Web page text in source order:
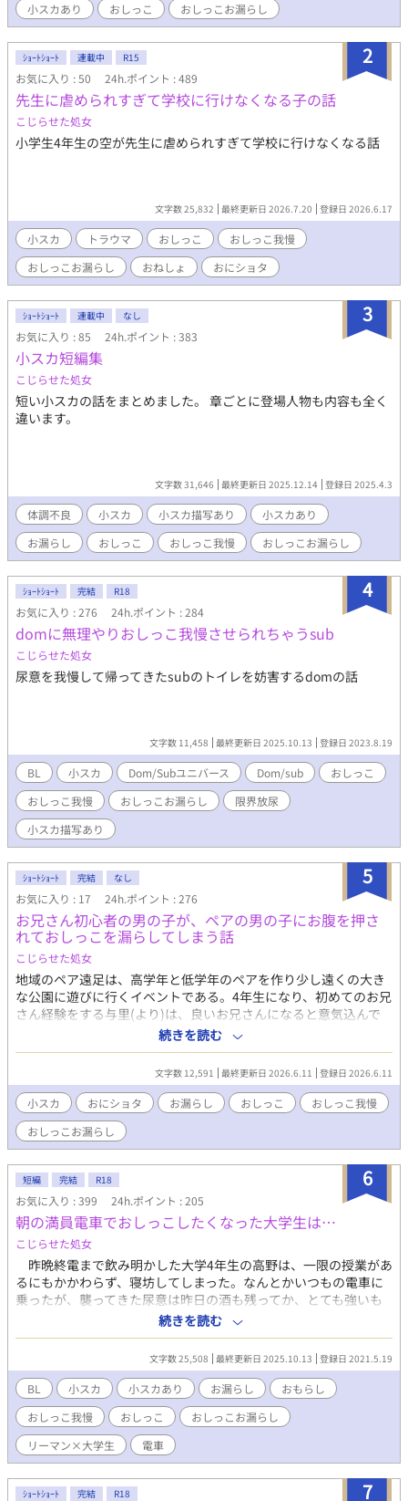
小スカあり
おしっこ おしっこお漏らし
2
ｼｮｰﾄｼｮｰﾄ 連載中 R15
お気に入り : 50 24h.ポイント : 489
先生に虐められすぎて学校に行けなくなる子の話
こじらせた処女
小学生4年生の空が先生に虐められすぎて学校に行けなくなる話
文字数 25,832 最終更新日 2026.7.20 登録日 2026.6.17
小スカ トラウマ おしっこ
おしっこ我慢
おしっこお漏らし
おねしょ おにショタ
3
ｼｮｰﾄｼｮｰﾄ 連載中 なし
お気に入り : 85 24h.ポイント : 383
小スカ短編集
こじらせた処女
短い小スカの話をまとめました。 章ごとに登場人物も内容も全く
違います。
文字数 31,646 最終更新日 2025.12.14 登録日 2025.4.3
体調不良 小スカ 小スカ描写あり
小スカあり
お漏らし
おしっこ おしっこ我慢 おしっこお漏らし
4
ｼｮｰﾄｼｮｰﾄ 完結 R18
お気に入り : 276 24h.ポイント : 284
domに無理やりおしっこ我慢させられちゃうsub
こじらせた処女
尿意を我慢して帰ってきたsubのトイレを妨害するdomの話
文字数 11,458 最終更新日 2025.10.13 登録日 2023.8.19
BL 小スカ Dom/Subユニバース Dom/sub
おしっこ
おしっこ我慢
おしっこお漏らし
限界放尿
小スカ描写あり
5
ｼｮｰﾄｼｮｰﾄ 完結 なし
お気に入り : 17 24h.ポイント : 276
お兄さん初心者の男の子が、ペアの男の子にお腹を押さ
れておしっこを漏らしてしまう話
こじらせた処女
地域のペア遠足は、高学年と低学年のペアを作り少し遠くの大き
な公園に遊びに行くイベントである。4年生になり、初めてのお兄
さん経験をする与里(より)は、良いお兄さんになると意気込んで
いた。しかし、ペアの1年生は落ち着きがなく着いていくのに精一
杯。一緒に行ったトイレでも、先に済ませた一年生が外に出て行
ってしまったためおしっこが出来ず、ギリギリまで我慢してしま
い…？
続きを読む
文字数 12,591 最終更新日 2026.6.11 登録日 2026.6.11
小スカ おにショタ お漏らし おしっこ
おしっこ我慢
おしっこお漏らし
6
短編 完結 R18
お気に入り : 399 24h.ポイント : 205
朝の満員電車でおしっこしたくなった大学生は…
こじらせた処女
昨晩終電まで飲み明かした大学4年生の高野は、一限の授業があ
るにもかかわらず、寝坊してしまった。なんとかいつもの電車に
乗ったが、襲ってきた尿意は昨日の酒も残ってか、とても強いも
のだった。しかし満員電車。ケータイを出すことも困難なくらい
ぎゅうぎゅう詰め。手で前を押さえることも叶わない。そんな
時、彼の股間に一本の膝が差し込まれるとともに、その衝撃で少
しチビってしまう。 「おしっこでそうなの？」 と、耳に囁かれ、
慌ててその膝の持ち主の方を見ると、彼より10cmほど身長の高い
サラリーマンで…？
続きを読む
文字数 25,508 最終更新日 2025.10.13 登録日 2021.5.19
BL 小スカ 小スカあり お漏らし
おもらし
おしっこ我慢
おしっこ
おしっこお漏らし
リーマン×大学生
電車
7
ｼｮｰﾄｼｮｰﾄ 完結 R18